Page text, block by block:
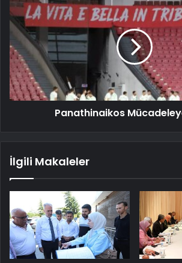
Panathinaikos
İlgili Makaleler